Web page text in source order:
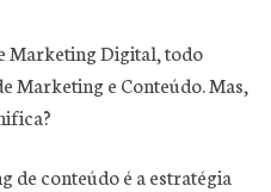
Marketing Digital, todo
Marketing e Conteúdo. Mas,
de conteúdo é a estratégia